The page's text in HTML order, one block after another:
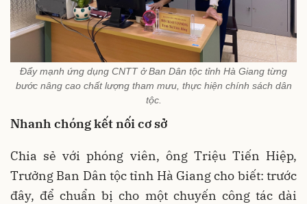
Đẩy mạnh ứng dụng CNTT ở Ban Dân tộc tỉnh Hà Giang từng
bước nâng cao chất lượng tham mưu, thực hiện chính sách dân
tộc.
Nhanh chóng kết nối cơ sở
Chia sẻ với phóng viên, ông Triệu Tiến Hiệp,
Trưởng Ban Dân tộc tỉnh Hà Giang cho biết: trước
đây, để chuẩn bị cho một chuyến công tác dài